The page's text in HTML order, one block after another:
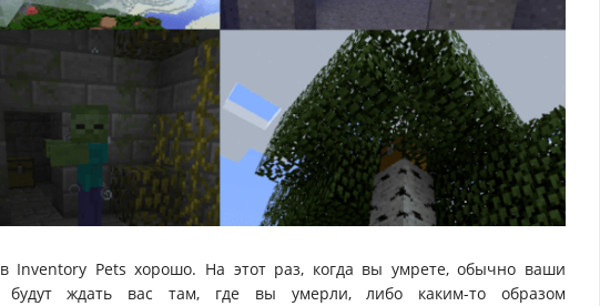
Inventory Pets хорошо. На этот раз, когда вы умрете, обычно ваши
ждать вас там, где вы умерли, либо каким-то образом